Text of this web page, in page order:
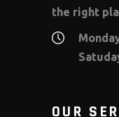
the right
OUR